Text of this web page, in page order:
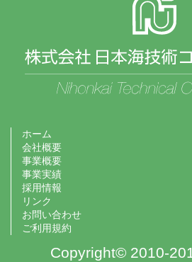
ホーム
会社概要
事業概要
事業実績
採用情報
リンク
お問い合わせ
ご利用規約
Copyright© 2010-